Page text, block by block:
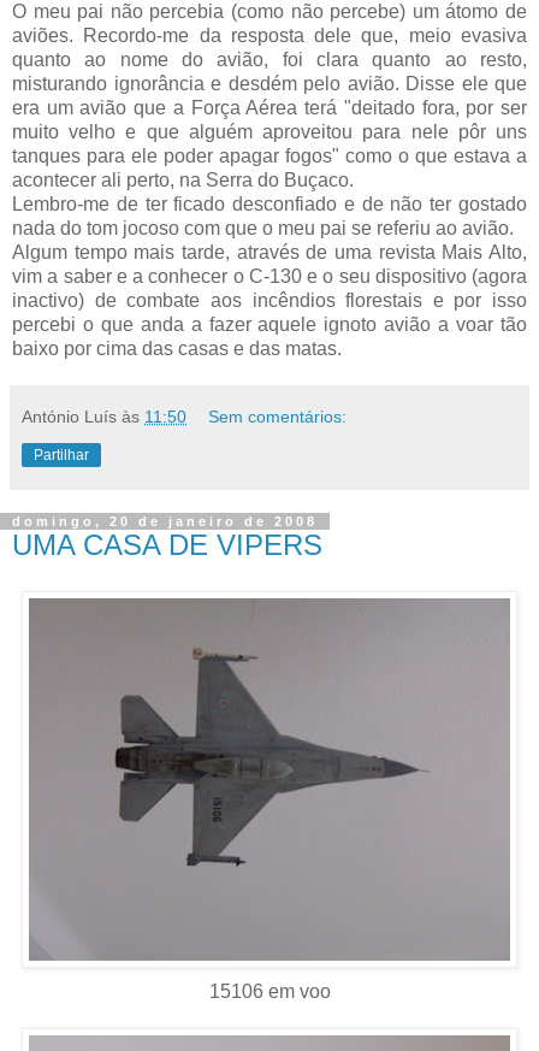
O meu pai não percebia (como não percebe) um átomo de
aviões. Recordo-me da resposta dele que, meio evasiva
quanto ao nome do avião, foi clara quanto ao resto,
misturando ignorância e desdém pelo avião. Disse ele que
era um avião que a Força Aérea terá "deitado fora, por ser
muito velho e que alguém aproveitou para nele pôr uns
tanques para ele poder apagar fogos" como o que estava a
acontecer ali perto, na Serra do Buçaco.
Lembro-me de ter ficado desconfiado e de não ter gostado
nada do tom jocoso com que o meu pai se referiu ao avião.
Algum tempo mais tarde, através de uma revista Mais Alto,
vim a saber e a conhecer o C-130 e o seu dispositivo (agora
inactivo) de combate aos incêndios florestais e por isso
percebi o que anda a fazer aquele ignoto avião a voar tão
baixo por cima das casas e das matas.
António Luís às 11:50 Sem comentários:
Partilhar
domingo, 20 de janeiro de 2008
UMA CASA DE VIPERS
15106 em voo